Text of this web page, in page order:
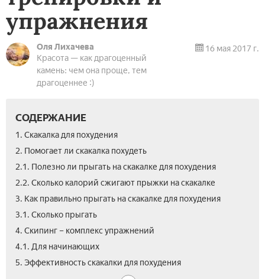
упражнения
Оля Лихачева
Красота — как драгоценный
камень: чем она проще, тем
драгоценнее :)
16 мая 2017 г.
СОДЕРЖАНИЕ
1. Скакалка для похудения
2. Помогает ли скакалка похудеть
2.1. Полезно ли прыгать на скакалке для похудения
2.2. Сколько калорий сжигают прыжки на скакалке
3. Как правильно прыгать на скакалке для похудения
3.1. Сколько прыгать
4. Скипинг – комплекс упражнений
4.1. Для начинающих
5. Эффективность скакалки для похудения